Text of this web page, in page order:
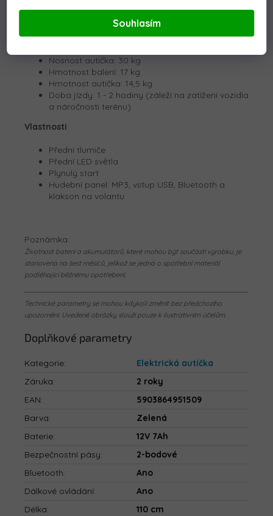
Souhlasím
Výška autíčka: 56 cm
Sedadlo: 32 x 20 x 25 cm
Nosnost autíčka: 30 kg
Hmotnost balení: 17 kg
Hmotnost autíčka: 14,5 kg
Doba jízdy: 1 - 2 hodiny (záleží na zatížení vozidla
a náročnosti terénu)
Vlastnosti:
Přední tlumiče
Přední LED světla
Plynulý start
Hudební panel: MP3, vstup USB, Bluetooth a
klakson na volantu
Poznámka:
Životnost baterií a akumulátorů, které mohou být součástí výrobku, je
stanovena na šest měsíců, jelikož se jedná o spotřební materiál
podléhající běžnému opotřebení.
Technické parametry se mohou kdykoli změnit bez předchozího
upozornění. Uvedené obrázky slouží pouze k ilustrativním účelům.
Doplňkové parametry
Kategorie:
Elektrická autíčka
Záruka:
2 roky
EAN:
5903864951509
Barva:
Zelená
Baterie:
12V 7Ah
Bezpečnostní pásy:
2-bodové
Bluetooth:
Ano
Dálkové ovládání:
Ano
Délka:
110 cm